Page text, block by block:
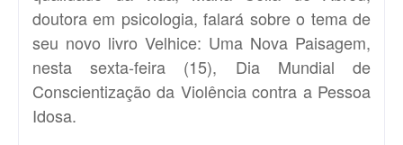
doutora em psicologia, falará sobre o tema de
seu novo livro Velhice: Uma Nova Paisagem,
nesta sexta-feira (15), Dia Mundial de
Conscientização da Violência contra a Pessoa
Idosa.